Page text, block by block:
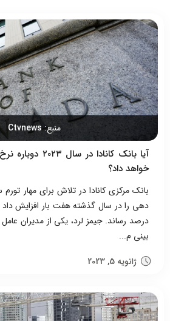
منبع:Ctvnews
آیا بانک‌ کانادا
خواهد داد؟
بانک مرکزی کانادا در تلاش برای مهار تورم
بینی م...
ژانویه 5, 2023